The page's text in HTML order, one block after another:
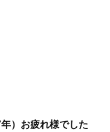
）お疲れ様でした